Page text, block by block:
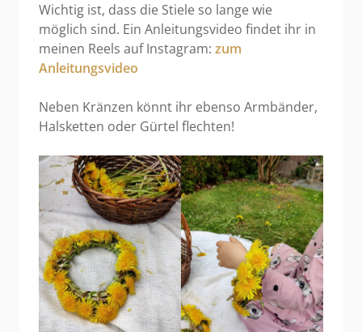
Wichtig ist, dass die Stiele so lange wie
möglich sind. Ein Anleitungsvideo findet ihr in
meinen Reels auf Instagram: zum
Anleitungsvideo
Neben Kränzen könnt ihr ebenso Armbänder,
Halsketten oder Gürtel flechten!